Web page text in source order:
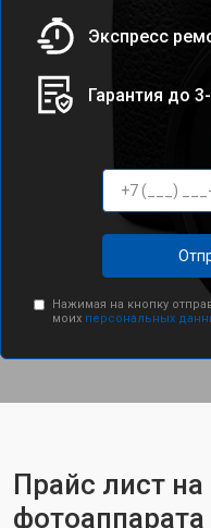
Экспресс
Гарантия до
Нажимая на кнопку
моих персональных
Прайс лист